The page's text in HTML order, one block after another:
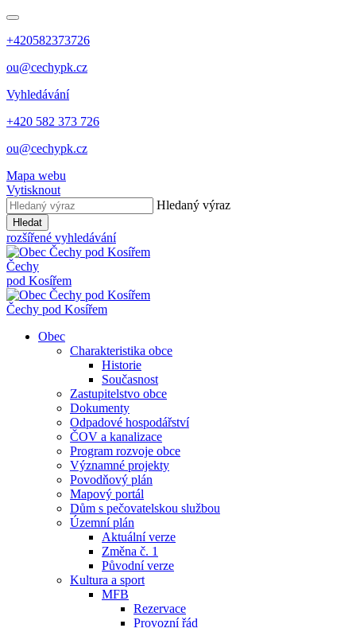
+420582373726
ou@cechypk.cz
Vyhledávání
+420 582 373 726
ou@cechypk.cz
Mapa webu
Vytisknout
Hledaný výraz
Hledat
rozšířené vyhledávání
Čechy
pod Kosířem
Čechy pod Kosířem
Obec
Charakteristika obce
Historie
Současnost
Zastupitelstvo obce
Dokumenty
Odpadové hospodářství
ČOV a kanalizace
Program rozvoje obce
Významné projekty
Povodňový plán
Mapový portál
Dům s pečovatelskou službou
Územní plán
Aktuální verze
Změna č. 1
Původní verze
Kultura a sport
MFB
Rezervace
Provozní řád